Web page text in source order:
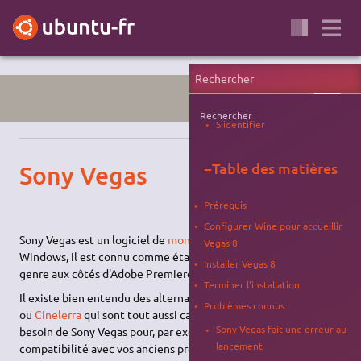
WINE
Sony Vegas
Sony Vegas est un logiciel de montage vidéo
Windows, il est connu comme étant une des références du
genre aux côtés d'Adobe Premiere et Final Cut.
Il existe bien entendu des alternatives libre, comme
ouCinelerraqui sont tout aussi capable, mais si vous avez
besoin de Sony Vegas pour, par exemple, garder une
compatibilité avec vos anciens projets, Wine est là pour vous
Rechercher
S'identifier
−Table des matières
Prérequis
Configurer Wine pour accueillir
Vegas 8
Installer Vegas 8
Terminer l'installation
Problèmes connus
Sony Vegas fait une erreur au
lancement